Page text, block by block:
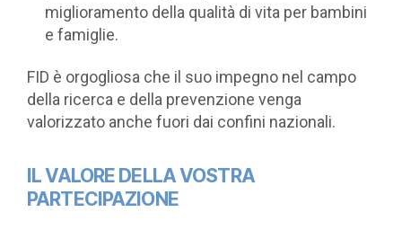
miglioramento della qualità di vita per bambini
e famiglie.
FID è orgogliosa che il suo impegno nel campo
della ricerca e della prevenzione venga
valorizzato anche fuori dai confini nazionali.
IL VALORE DELLA VOSTRA
PARTECIPAZIONE